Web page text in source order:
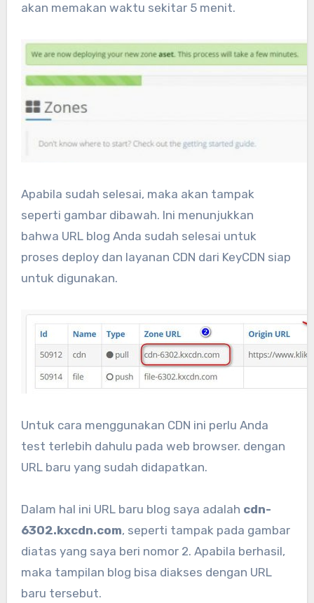
akan memakan waktu sekitar 5 menit.
Apabila sudah selesai, maka akan tampak
seperti gambar dibawah. Ini menunjukkan
bahwa URL blog Anda sudah selesai untuk
proses deploy dan layanan CDN dari KeyCDN siap
untuk digunakan.
Untuk cara menggunakan CDN ini perlu Anda
test terlebih dahulu pada web browser. dengan
URL baru yang sudah didapatkan.
Dalam hal ini URL baru blog saya adalah cdn-
6302.kxcdn.com, seperti tampak pada gambar
diatas yang saya beri nomor 2. Apabila berhasil,
maka tampilan blog bisa diakses dengan URL
baru tersebut.